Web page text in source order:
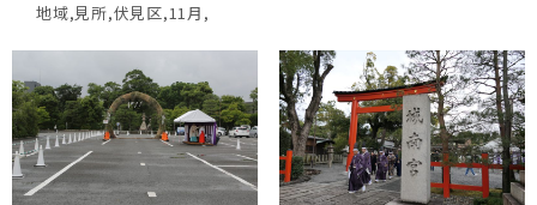
地域 見所 伏見区 11月